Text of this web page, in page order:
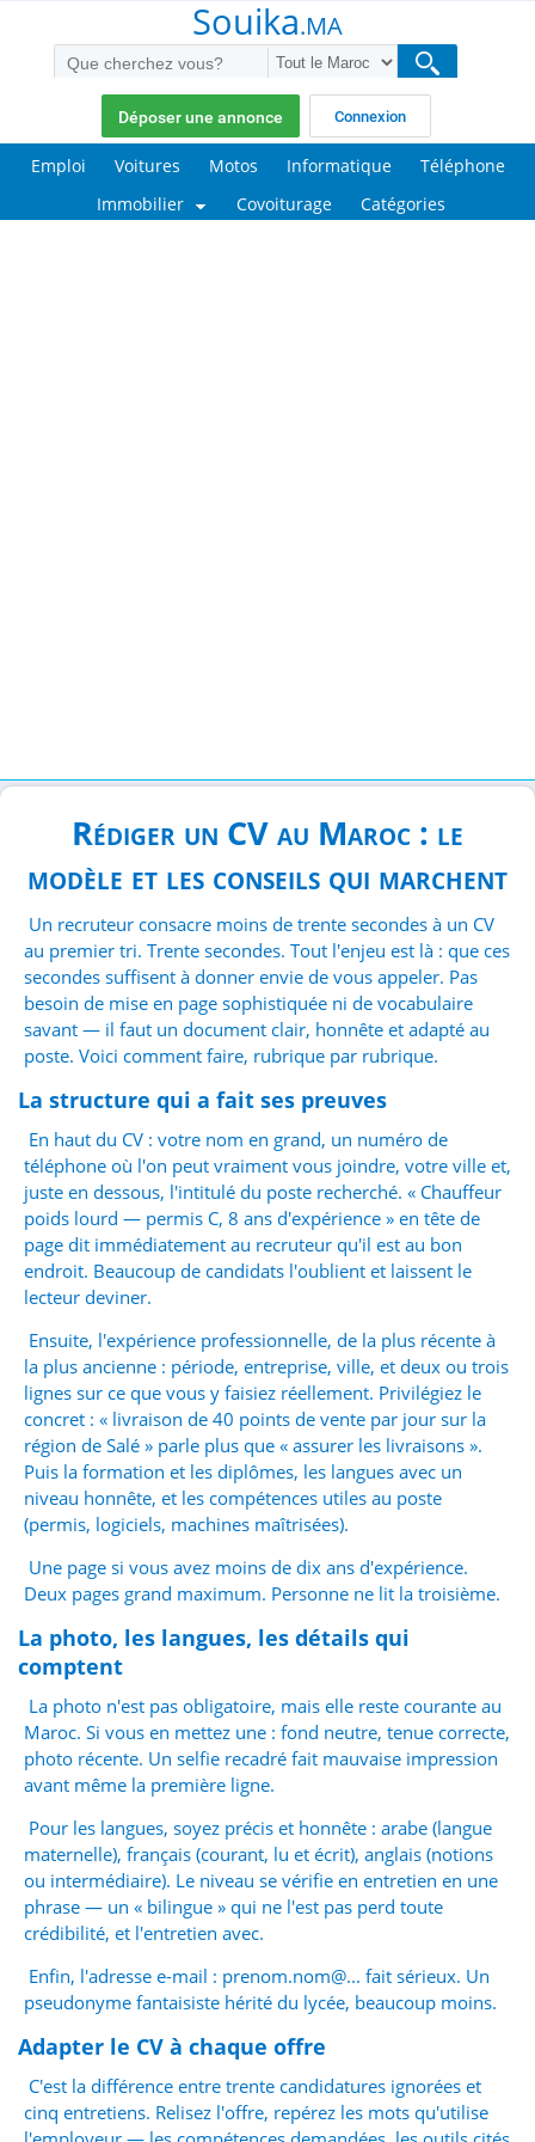
Souika.MA
Déposer une annonce Connexion
Emploi Voitures Motos Informatique
Téléphone
Immobilier
Covoiturage Catégories
Rédiger un CV au Maroc : le
modèle et les conseils qui marchent
Un recruteur consacre moins de trente secondes à un CV
au premier tri. Trente secondes. Tout l'enjeu est là : que ces
secondes suffisent à donner envie de vous appeler. Pas
besoin de mise en page sophistiquée ni de vocabulaire
savant — il faut un document clair, honnête et adapté au
poste. Voici comment faire, rubrique par rubrique.
La structure qui a fait ses preuves
En haut du CV : votre nom en grand, un numéro de
téléphone où l'on peut vraiment vous joindre, votre ville et,
juste en dessous, l'intitulé du poste recherché. « Chauffeur
poids lourd — permis C, 8 ans d'expérience » en tête de
page dit immédiatement au recruteur qu'il est au bon
endroit. Beaucoup de candidats l'oublient et laissent le
lecteur deviner.
Ensuite, l'expérience professionnelle, de la plus récente à
la plus ancienne : période, entreprise, ville, et deux ou trois
lignes sur ce que vous y faisiez réellement. Privilégiez le
concret : « livraison de 40 points de vente par jour sur la
région de Salé » parle plus que « assurer les livraisons ».
Puis la formation et les diplômes, les langues avec un
niveau honnête, et les compétences utiles au poste
(permis, logiciels, machines maîtrisées).
Une page si vous avez moins de dix ans d'expérience.
Deux pages grand maximum. Personne ne lit la troisième.
La photo, les langues, les détails qui
comptent
La photo n'est pas obligatoire, mais elle reste courante au
Maroc. Si vous en mettez une : fond neutre, tenue correcte,
photo récente. Un selfie recadré fait mauvaise impression
avant même la première ligne.
Pour les langues, soyez précis et honnête : arabe (langue
maternelle), français (courant, lu et écrit), anglais (notions
ou intermédiaire). Le niveau se vérifie en entretien en une
phrase — un « bilingue » qui ne l'est pas perd toute
crédibilité, et l'entretien avec.
Enfin, l'adresse e-mail : prenom.nom@... fait sérieux. Un
pseudonyme fantaisiste hérité du lycée, beaucoup moins.
Adapter le CV à chaque offre
C'est la différence entre trente candidatures ignorées et
cinq entretiens. Relisez l'offre, repérez les mots qu'utilise